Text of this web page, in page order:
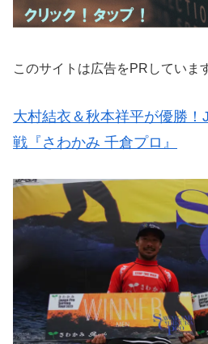
このサイトは広告をPRしていま
大村結衣＆秋本祥平が優勝
戦『さわかみ 千倉プロ』